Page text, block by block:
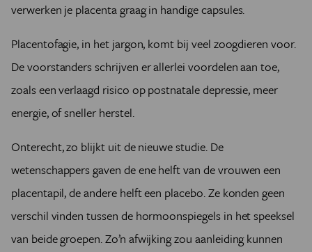
verwerken je placenta graag in handige capsules.
Placentofagie, in het jargon, komt bij veel zoogdieren voor.
De voorstanders schrijven er allerlei voordelen aan toe,
zoals een verlaagd risico op postnatale depressie, meer
energie, of sneller herstel.
Onterecht, zo blijkt uit de nieuwe studie. De
wetenschappers gaven de ene helft van de vrouwen een
placentapil, de andere helft een placebo. Ze konden geen
verschil vinden tussen de hormoonspiegels in het speeksel
van beide groepen. Zo’n afwijking zou aanleiding kunnen